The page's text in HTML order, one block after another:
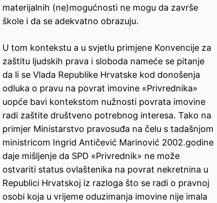
materijalnih (ne)mogućnosti ne mogu da završe
škole i da se adekvatno obrazuju.
U tom kontekstu a u svjetlu primjene Konvencije za
zaštitu ljudskih prava i sloboda nameće se pitanje
da li se Vlada Republike Hrvatske kod donošenja
odluka o pravu na povrat imovine «Privrednika»
uopće bavi kontekstom nužnosti povrata imovine
radi zaštite društveno potrebnog interesa. Tako na
primjer Ministarstvo pravosuđa na čelu s tadašnjom
ministricom Ingrid Antičević Marinović 2002.godine
daje mišljenje da SPD «Privrednik» ne može
ostvariti status ovlaštenika na povrat nekretnina u
Republici Hrvatskoj iz razloga što se radi o pravnoj
osobi koja u vrijeme oduzimanja imovine nije imala